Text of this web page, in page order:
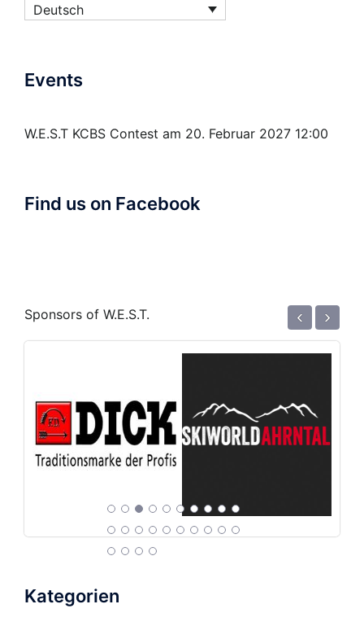
Deutsch
Events
W.E.S.T KCBS Contest am 20. Februar 2027 12:00
Find us on Facebook
Sponsors of W.E.S.T. ‹ ›
Kategorien